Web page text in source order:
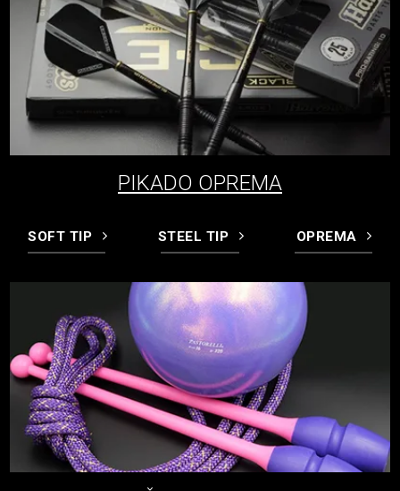
PIKADO OPREMA
SOFT TIP STEEL TIP OPREMA